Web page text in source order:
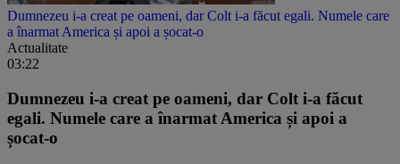
Dumnezeu i-a creat pe oameni, dar Colt i-a făcut egali. Numele care
a înarmat America și apoi a șocat-o
Actualitate
03:22
Dumnezeu i-a creat pe oameni, dar Colt i-a făcut
egali. Numele care a înarmat America și apoi a
șocat-o